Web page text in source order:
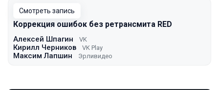
Смотреть запись
Коррекция ошибок без ретрансмита RED
Алексей Шпагин VK
Кирилл Черников VK Play
Максим Лапшин Эрливидео